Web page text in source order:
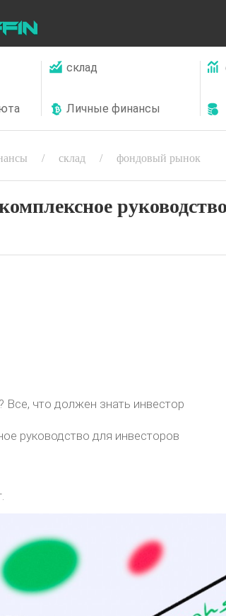
склад
Личные финансы
склад фондовый рынок
Все, что должен знать инвестор